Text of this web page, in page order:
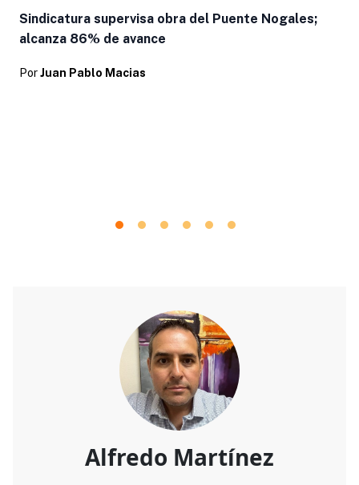
Sindicatura supervisa obra del Puente Nogales;
alcanza 86% de avance
Por Juan Pablo Macias
Alfredo Martínez